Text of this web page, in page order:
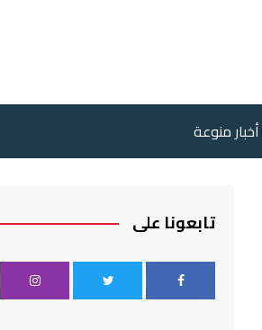
أخبار منوعة
تابعونا على